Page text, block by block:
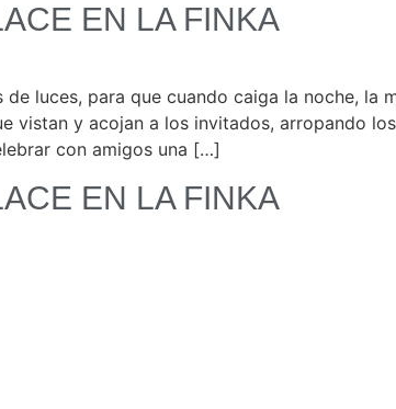
EN LA FINKA
de luces, para que cuando caiga la noche, la
vistan y acojan a los invitados, arropando
con amigos una […]
EN LA FINKA